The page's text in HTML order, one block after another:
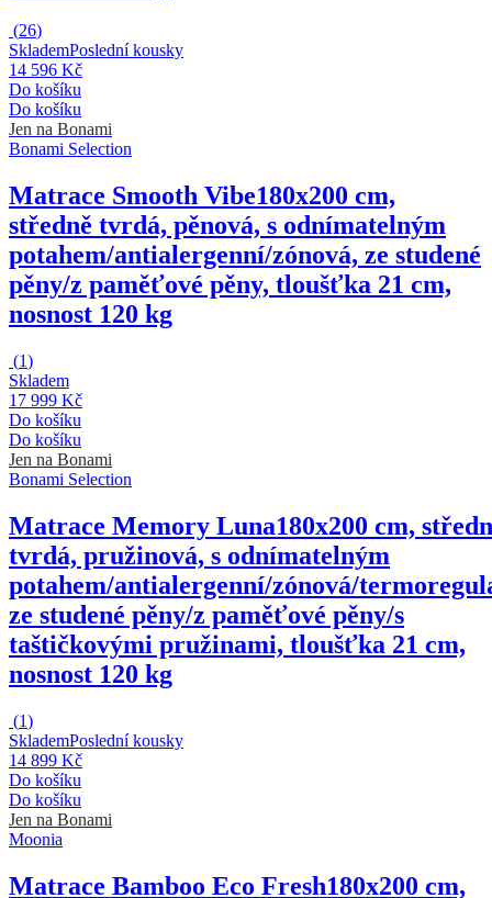
(26)
SklademPoslední kousky
14 596 Kč
Do košíku
Do košíku
Jen na Bonami
Bonami Selection
Matrace Smooth Vibe180x200 cm,
středně tvrdá, pěnová, s odnímatelným
potahem/antialergenní/zónová, ze studené
pěny/z paměťové pěny, tloušťka 21 cm,
nosnost 120 kg
(1)
Skladem
17 999 Kč
Do košíku
Do košíku
Jen na Bonami
Bonami Selection
Matrace Memory Luna180x200 cm,
tvrdá, pružinová, s odnímatelným
potahem/antialergenní/zónová/
ze studené pěny/z paměťové pěny/s
taštičkovými pružinami, tloušťka 21 cm,
nosnost 120 kg
(1)
SklademPoslední kousky
14 899 Kč
Do košíku
Do košíku
Jen na Bonami
Moonia
Matrace Bamboo Eco Fresh180x200 cm,